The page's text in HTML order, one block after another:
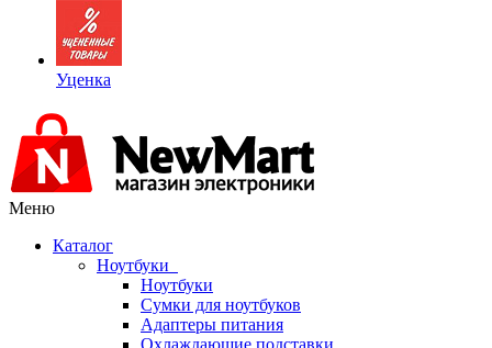
Уценка
Меню
Каталог
Ноутбуки
Ноутбуки
Сумки для ноутбуков
Адаптеры питания
Охлаждающие подставки